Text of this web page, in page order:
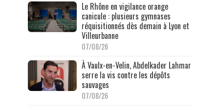
Le Rhône en vigilance orange
canicule : plusieurs gymnases
réquisitionnés dès demain à Lyon et
Villeurbanne
07/08/26
À Vaulx-en-Velin, Abdelkader Lahmar
serre la vis contre les dépôts
sauvages
07/08/26